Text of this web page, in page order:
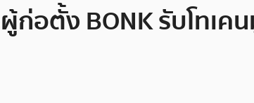
ก่อตั้ง BONK รับโทเ